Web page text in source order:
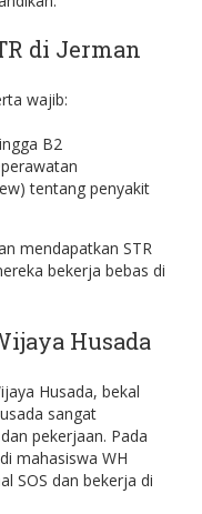
di Jerman
wajib:
B2
tentang penyakit
mendapatkan STR
bekerja bebas di
Husada
Husada, bekal
sangat
pekerjaan. Pada
mahasiswa WH
SOS dan bekerja di